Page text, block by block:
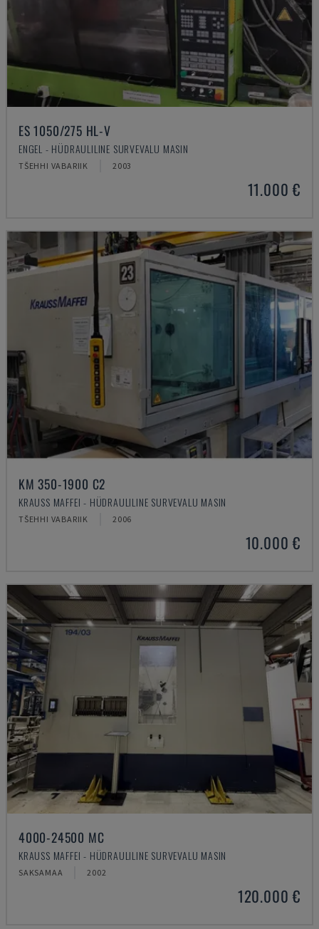
ES 1050/275 HL-V
ENGEL - HÜDRAULILINE SURVEVALU MASIN
TŠEHHI VABARIIK 2003
11.000 €
KM 350-1900 C2
KRAUSS MAFFEI - HÜDRAULILINE SURVEVALU MASIN
TŠEHHI VABARIIK 2006
10.000 €
4000-24500 MC
KRAUSS MAFFEI - HÜDRAULILINE SURVEVALU MASIN
SAKSAMAA 2002
120.000 €